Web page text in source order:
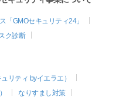
「GMOセキュリティ24」
ク診断
リティ byイエラエ）
なりすまし対策